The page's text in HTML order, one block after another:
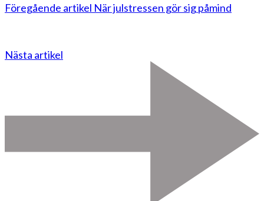
Föregående artikel När julstressen gör sig påmind
Nästa artikel